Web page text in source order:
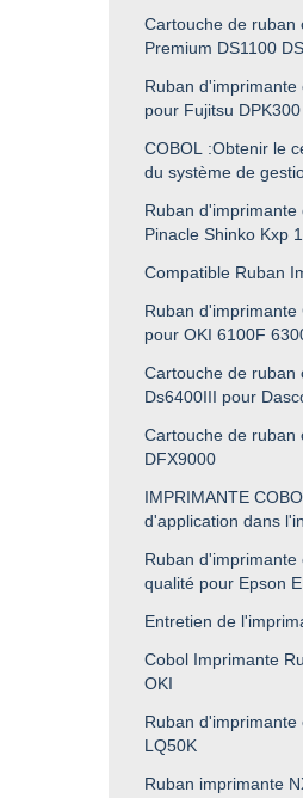
Cartouche de ruban
Premium DS1100
Ruban d'imprimante
pour Fujitsu
COBOL :Obtenir le
du système de
Ruban
Pinacle Shinko Kxp
Compatible Ruban
Ruban
pour OKI 6100F
Cartouche de ruban
Ds6400III pour
Cartouche de ruban
DFX9000
IMPRIMANTE
d'application dans
Ruban
qualité pour Epson
Entretien de
Cobol Imprimante
OKI
Ruban
LQ50K
Ruban imprimante